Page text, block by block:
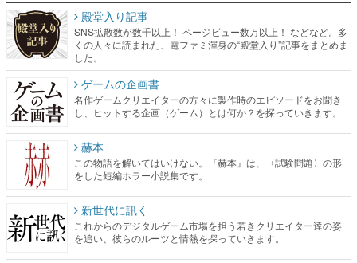
殿堂入り記事
SNS拡散数が数千以上！ ページビュー数万以上！ などなど。多
くの人々に読まれた、電ファミ渾身の“殿堂入り”記事をまとめま
した。
ゲームの企画書
名作ゲームクリエイターの方々に製作時のエピソードをお聞き
し、ヒットする企画（ゲーム）とは何か？を探っていきます。
赫本
この物語を解いてはいけない。『赫本』は、〈試験問題〉の形
をした短編ホラー小説集です。
新世代に訊く
これからのデジタルゲーム市場を担う若きクリエイター達の姿
を追い、彼らのルーツと情熱を探っていきます。